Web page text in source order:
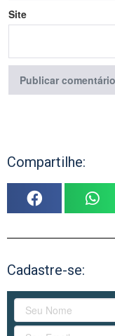
Site
Compartilhe:
Cadastre-se: